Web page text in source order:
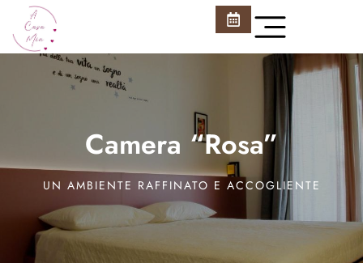
Camera “Rosa”
UN AMBIENTE RAFFINATO E ACCOGLIENTE
Camere
Contatti
Cosa fare?